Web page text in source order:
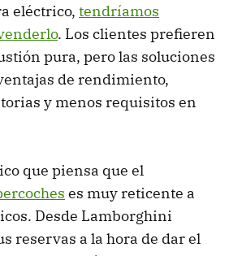
eléctrico, tendríamos
. Los clientes prefieren
pura, pero las soluciones
de rendimiento,
y menos requisitos en
que piensa que el
es muy reticente a
Desde Lamborghini
reservas a la hora de dar el